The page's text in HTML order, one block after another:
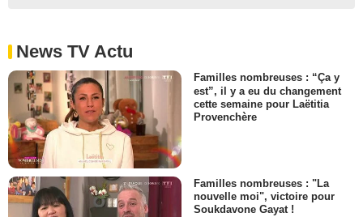
News TV Actu
Familles nombreuses : “Ça y
est”, il y a eu du changement
cette semaine pour Laëtitia
Provenchère
Familles nombreuses : "La
nouvelle moi", victoire pour
Soukdavone Gayat !